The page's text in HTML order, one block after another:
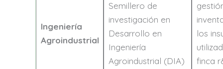
Ingeniería
Agroindustrial
Semillero de
investigación en
Desarrollo en
Ingeniería
Agroindustrial (DIA)
los
finca